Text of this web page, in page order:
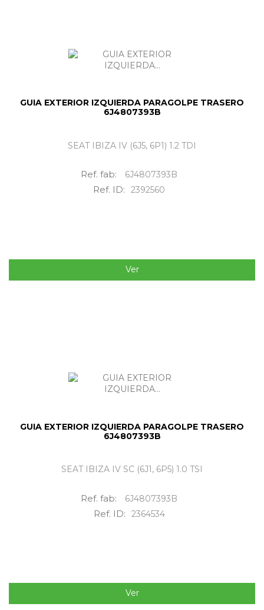
GUIA EXTERIOR IZQUIERDA PARAGOLPE TRASERO
6J4807393B
SEAT IBIZA IV (6J5, 6P1) 1.2 TDI
Ref. fab: 6J4807393B
Ref. ID: 2392560
Ver
GUIA EXTERIOR IZQUIERDA PARAGOLPE TRASERO
6J4807393B
SEAT IBIZA IV SC (6J1, 6P5) 1.0 TSI
Ref. fab: 6J4807393B
Ref. ID: 2364534
Ver